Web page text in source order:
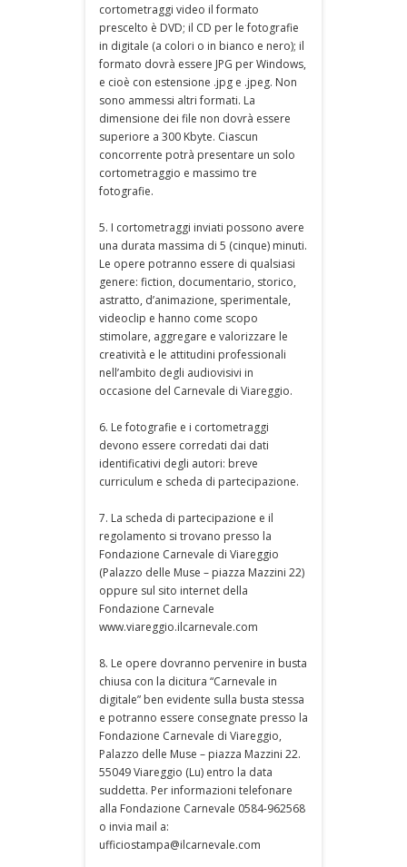
cortometraggi video il formato
prescelto è DVD; il CD per le fotografie
in digitale (a colori o in bianco e nero); il
formato dovrà essere JPG per Windows,
e cioè con estensione .jpg e .jpeg. Non
sono ammessi altri formati. La
dimensione dei file non dovrà essere
superiore a 300 Kbyte. Ciascun
concorrente potrà presentare un solo
cortometraggio e massimo tre
fotografie.
5. I cortometraggi inviati possono avere
una durata massima di 5 (cinque) minuti.
Le opere potranno essere di qualsiasi
genere: fiction, documentario, storico,
astratto, d’animazione, sperimentale,
videoclip e hanno come scopo
stimolare, aggregare e valorizzare le
creatività e le attitudini professionali
nell’ambito degli audiovisivi in
occasione del Carnevale di Viareggio.
6. Le fotografie e i cortometraggi
devono essere corredati dai dati
identificativi degli autori: breve
curriculum e scheda di partecipazione.
7. La scheda di partecipazione e il
regolamento si trovano presso la
Fondazione Carnevale di Viareggio
(Palazzo delle Muse – piazza Mazzini 22)
oppure sul sito internet della
Fondazione Carnevale
www.viareggio.ilcarnevale.com
8. Le opere dovranno pervenire in busta
chiusa con la dicitura “Carnevale in
digitale” ben evidente sulla busta stessa
e potranno essere consegnate presso la
Fondazione Carnevale di Viareggio,
Palazzo delle Muse – piazza Mazzini 22.
55049 Viareggio (Lu) entro la data
suddetta. Per informazioni telefonare
alla Fondazione Carnevale 0584-962568
o invia mail a:
ufficiostampa@ilcarnevale.com